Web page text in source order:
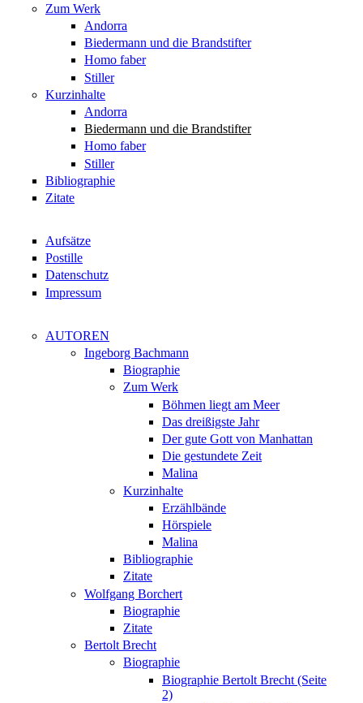
Zum Werk
Andorra
Biedermann und die Brandstifter
Homo faber
Stiller
Kurzinhalte
Andorra
Biedermann und die Brandstifter
Homo faber
Stiller
Bibliographie
Zitate
Aufsätze
Postille
Datenschutz
Impressum
AUTOREN
Ingeborg Bachmann
Biographie
Zum Werk
Böhmen liegt am Meer
Das dreißigste Jahr
Der gute Gott von Manhattan
Die gestundete Zeit
Malina
Kurzinhalte
Erzählbände
Hörspiele
Malina
Bibliographie
Zitate
Wolfgang Borchert
Biographie
Zitate
Bertolt Brecht
Biographie
Biographie Bertolt Brecht (Seite
2)